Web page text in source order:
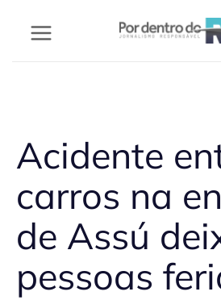
Acidente
carros na
de Assú
pessoas